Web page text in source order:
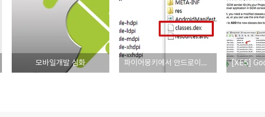
모바일개발 심화 파이어몽키에서 안드로이드 외부 라이브러리(jar 파일) 이용(Import jar)